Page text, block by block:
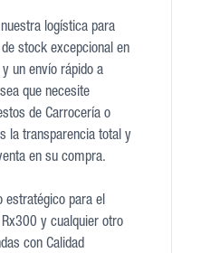
logística para
stock excepcional en
un envío rápido a
que necesite
de Carrocería o
la transparencia total y
en su compra.
estratégico para el
y cualquier otro
con Calidad